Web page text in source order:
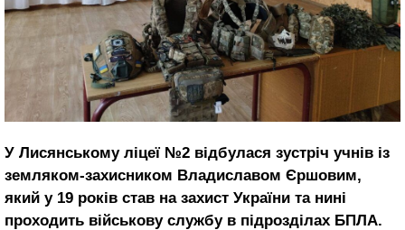
У Лисянському ліцеї №2 відбулася зустріч учнів із
земляком-захисником Владиславом Єршовим,
який у 19 років став на захист України та нині
проходить військову службу в підрозділах БПЛА.